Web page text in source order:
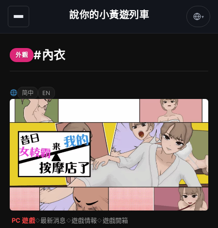
說你的小黃遊列車 ▾
外觀 #內衣
简中 EN
PC 遊戲◇最新消息 ◇遊戲情報◇遊戲開箱